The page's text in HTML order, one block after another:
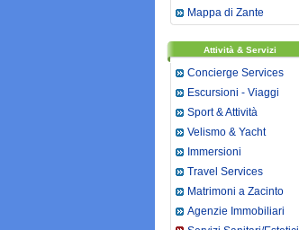
Mappa di Zante
Attività & Servizi
Concierge Services
Escursioni - Viaggi
Sport & Attività
Velismo & Yacht
Immersioni
Travel Services
Matrimoni a Zacinto
Agenzie Immobiliari